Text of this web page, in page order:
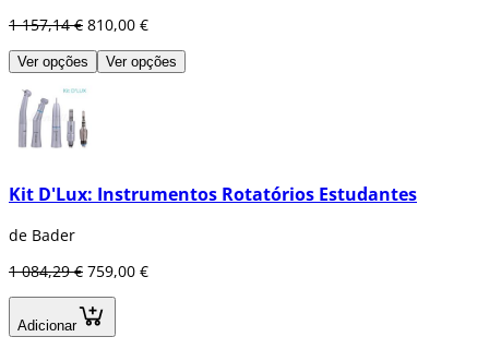
1 157,14 € 810,00 €
Ver opções Ver opções
Kit D'Lux: Instrumentos Rotatórios Estudantes
de Bader
1 084,29 € 759,00 €
Adicionar